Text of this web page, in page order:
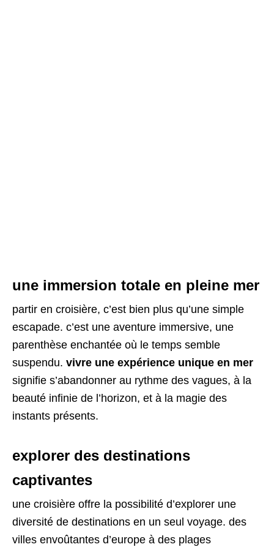
une immersion totale en pleine mer
partir en croisière, c’est bien plus qu’une simple
escapade. c’est une aventure immersive, une
parenthèse enchantée où le temps semble
suspendu. vivre une expérience unique en mer
signifie s’abandonner au rythme des vagues, à la
beauté infinie de l’horizon, et à la magie des
instants présents.
explorer des destinations
captivantes
une croisière offre la possibilité d’explorer une
diversité de destinations en un seul voyage. des
villes envoûtantes d’europe à des plages